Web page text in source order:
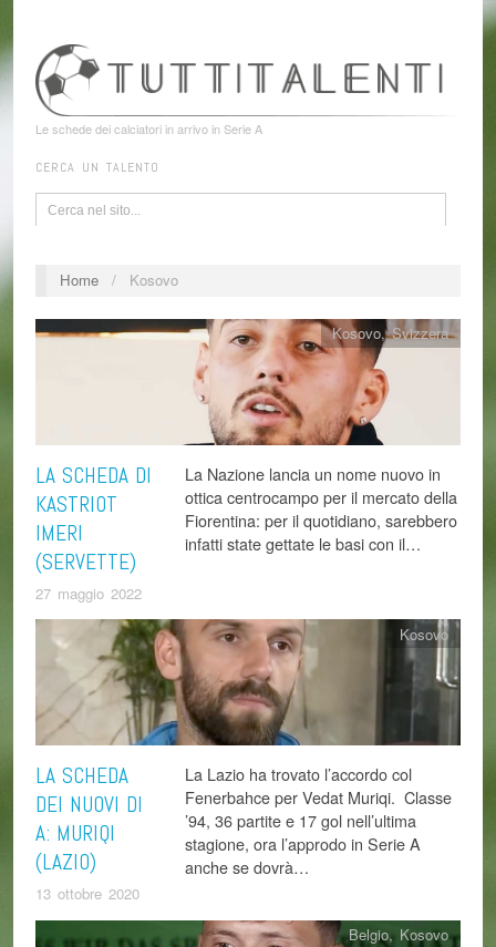
Le schede dei calciatori in arrivo in Serie A
CERCA UN TALENTO
Home / Kosovo
LA SCHEDA DI
KASTRIOT
IMERI
(SERVETTE)
27 maggio 2022
Kosovo,Svizzera
La Nazione lancia un nome nuovo in
ottica centrocampo per il mercato della
Fiorentina: per il quotidiano, sarebbero
infatti state gettate le basi con il…
LA SCHEDA
DEI NUOVI DI
A: MURIQI
(LAZIO)
13 ottobre 2020
Kosovo
La Lazio ha trovato l’accordo col
Fenerbahce per Vedat Muriqi. Classe
’94, 36 partite e 17 gol nell’ultima
stagione, ora l’approdo in Serie A
anche se dovrà…
Belgio, Kosovo